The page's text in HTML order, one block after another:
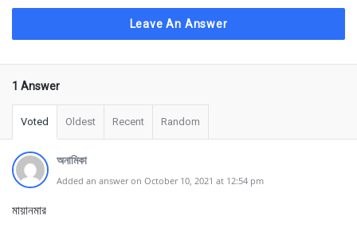
Leave An Answer
1 Answer
Voted Oldest Recent Random
অনামিকা
Added an answer on October 10, 2021 at 12:54 pm
মায়ানমার